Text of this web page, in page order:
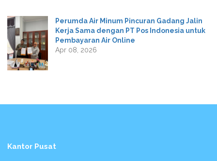
Perumda Air Minum Pincuran Gadang Jalin
Kerja Sama dengan PT Pos Indonesia untuk
Pembayaran Air Online
Apr 08, 2026
Kantor Pusat